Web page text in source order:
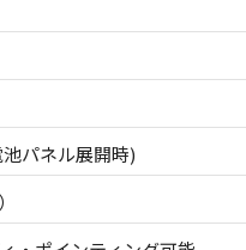
パネル展開時)